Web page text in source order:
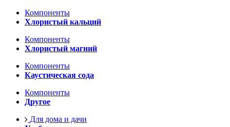
Компоненты
Хлористый кальций
Компоненты
Хлористый магний
Компоненты
Каустическая сода
Компоненты
Другое
Для дома и дачи